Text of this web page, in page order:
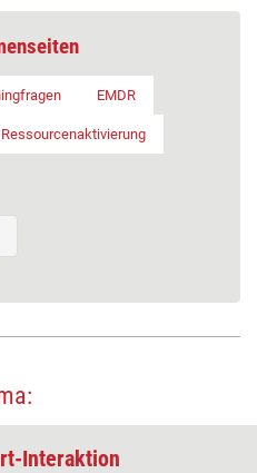
EMDR
Ressourcenaktivierung
Interaktion